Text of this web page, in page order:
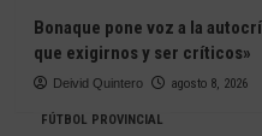
Bonaque pone voz a la
que exigirnos y ser críticos»
Deivid Quintero agosto 8, 2026
FÚTBOL PROVINCIAL